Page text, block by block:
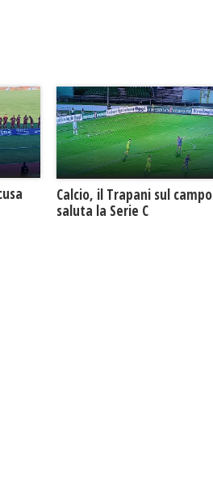
Calcio, il Trapani sul campo
saluta la Serie C